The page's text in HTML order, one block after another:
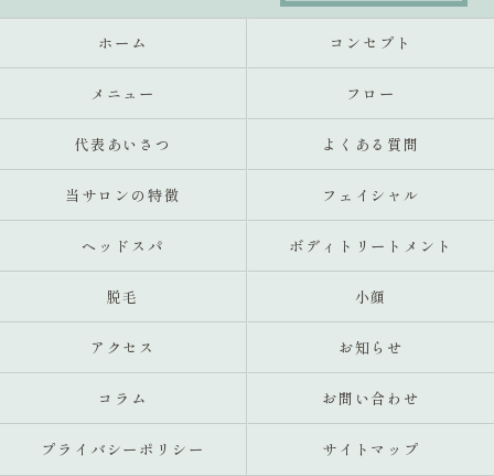
ホーム コンセプト
メニュー フロー
代表あいさつ よくある質問
当サロンの特徴 フェイシャル
ヘッドスパ ボディトリートメント
脱毛 小顔
アクセス お知らせ
コラム お問い合わせ
プライバシーポリシー サイトマップ